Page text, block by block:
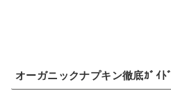
オーガニックナプキン徹底ｶﾞｲﾄﾞ